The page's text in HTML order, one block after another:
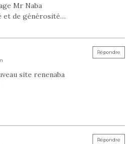
Mr Naba
et de générosité…
site renenaba
Répondre
Répondre